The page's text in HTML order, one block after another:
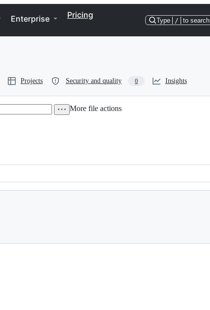
Enterprise Pricing
Type / to search
Projects Security and quality 0 Insights
More file actions